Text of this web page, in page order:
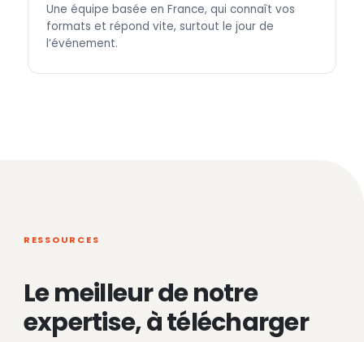
Une équipe basée en France, qui connaît vos
formats et répond vite, surtout le jour de
l’événement.
RESSOURCES
Le meilleur de notre
expertise, à télécharger